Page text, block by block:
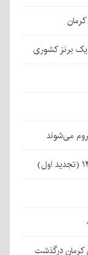
برنز کشوری
می‌شوند
کرمان درگذشت